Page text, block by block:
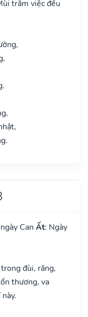
trăm việc đều
Can Ất: Ngày
đùi, răng,
thương, va